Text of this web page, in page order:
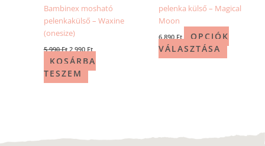
Bambinex mosható
pelenkakülső – Waxine
(onesize)
5 990Ft 2 990Ft
KOSÁRBA
TESZEM
pelenka külső – Magical
Moon
6 890Ft
OPCIÓK
VÁLASZTÁSA